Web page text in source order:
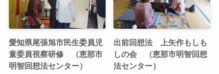
愛知県尾張旭市民生委員児
童委員視察研修 （恵那市
明智回想法センター）
出前回想法 上矢作もしも
しの会 （恵那市明智回想
法センター）